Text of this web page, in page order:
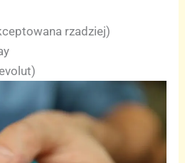
rzadziej)